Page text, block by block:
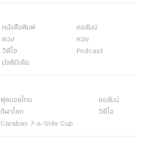
หนังสือพิมพ์
คอลัมน์
ดวง
หวย
วิดีโอ
Podcast
มัลติมีเดีย
ฟุตบอลไทย
คอลัมน์
กีฬาโลก
วิดีโอ
Carabao 7-a-Side Cup